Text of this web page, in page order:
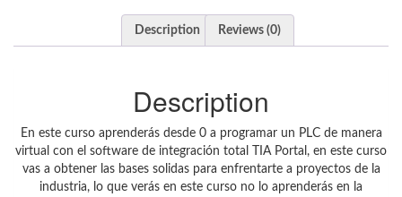
Description Reviews (0)
Description
En este curso aprenderás desde 0 a programar un PLC de manera
virtual con el software de integración total TIA Portal, en este curso
vas a obtener las bases solidas para enfrentarte a proyectos de la
industria, lo que verás en este curso no lo aprenderás en la